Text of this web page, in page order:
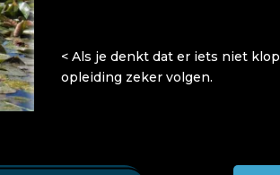
< Als je denkt dat er iets niet
opleiding zeker volgen.